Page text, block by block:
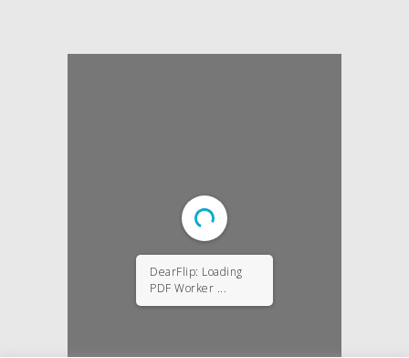
DearFlip: Loading
PDF Worker ...